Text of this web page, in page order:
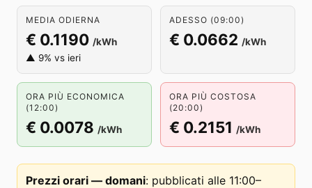
MEDIA ODIERNA
€ 0.1190 /kWh
▲ 9% vs ieri
ADESSO (09:00)
€ 0.0662 /kWh
ORA PIÙ ECONOMICA
(12:00)
€ 0.0078 /kWh
ORA PIÙ COSTOSA
(20:00)
€ 0.2151 /kWh
Prezzi orari — domani: pubblicati alle 11:00–